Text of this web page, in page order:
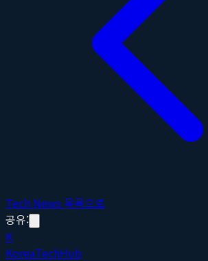
Tech News 목록으로
공유:
K
KoreaTechHub